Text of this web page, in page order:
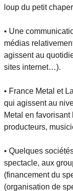
loup du petit
• Une
médias
agissent au
sites internet…).
• France Metal et
qui agissent au
Metal en
producteurs,
• Quelques
spectacle, aux
(financement du
(organisation de